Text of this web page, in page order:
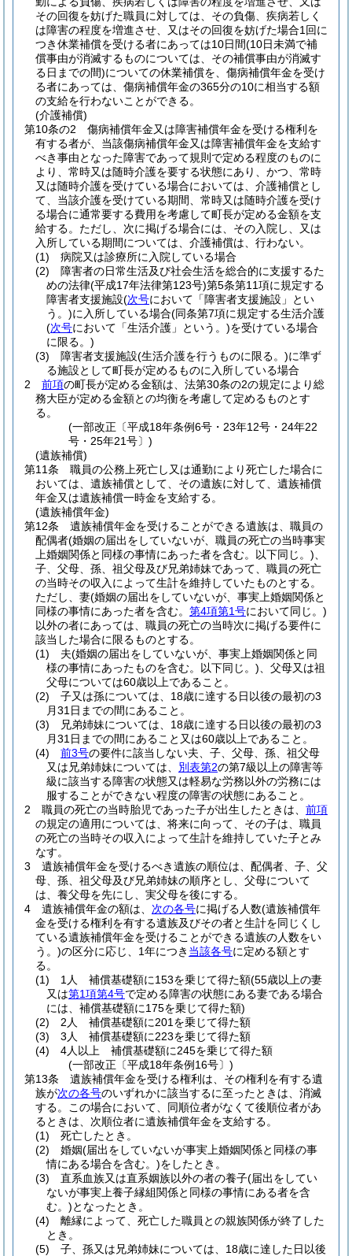
その回復を妨げた職員に対しては、その負傷、疾病若しく
は障害の程度を増進させ、又はその回復を妨げた場合1回に
つき休業補償を受ける者にあっては10日間(10日未満で補
償事由が消滅するものについては、その補償事由が消滅す
る日までの間)についての休業補償を、傷病補償年金を受け
る者にあっては、傷病補償年金の365分の10に相当する額
の支給を行わないことができる。
(介護補償)
第10条の2
傷病補償年金又は障害補償年金を受ける権利を
有する者が、当該傷病補償年金又は障害補償年金を支給す
べき事由となった障害であって規則で定める程度のものに
より、常時又は随時介護を要する状態にあり、かつ、常時
又は随時介護を受けている場合においては、介護補償とし
て、当該介護を受けている期間、常時又は随時介護を受け
る場合に通常要する費用を考慮して町長が定める金額を支
給する。 ただし、次に掲げる場合には、その入院し、又は
入所している期間については、介護補償は、行わない。
(1)
病院又は診療所に入院している場合
(2)
障害者の日常生活及び社会生活を総合的に支援するた
めの法律(平成17年法律第123号)第5条第11項に規定する
障害者支援施設(次号において「障害者支援施設」とい
う。)に入所している場合(同条第7項に規定する生活介護
(次号において「生活介護」という。)を受けている場合
に限る。)
(3)
障害者支援施設(生活介護を行うものに限る。)に準ず
る施設として町長が定めるものに入所している場合
2
前項の町長が定める金額は、法第30条の2の規定により総
務大臣が定める金額との均衡を考慮して定めるものとす
る。
(一部改正〔平成18年条例6号・23年12号・24年22
号・25年21号〕)
(遺族補償)
第11条
職員の公務上死亡し又は通勤により死亡した場合に
おいては、遺族補償として、その遺族に対して、遺族補償
年金又は遺族補償一時金を支給する。
(遺族補償年金)
第12条
遺族補償年金を受けることができる遺族は、職員の
配偶者(婚姻の届出をしていないが、職員の死亡の当時事実
上婚姻関係と同様の事情にあった者を含む。以下同じ。)
子、父母、孫、祖父母及び兄弟姉妹であって、職員の死亡
の当時その収入によって生計を維持していたものとする。
ただし、妻(婚姻の届出をしていないが、事実上婚姻関係と
同様の事情にあった者を含む。 第4項第1号において同じ。)
以外の者にあっては、職員の死亡の当時次に掲げる要件に
該当した場合に限るものとする。
(1)
夫(婚姻の届出をしていないが、事実上婚姻関係と同
様の事情にあったものを含む。以下同じ。) 、父母又は祖
父母については60歳以上であること。
(2)
子又は孫については、18歳に達する日以後の最初の3
月31日までの間にあること。
(3)
兄弟姉妹については、18歳に達する日以後の最初の3
月31日までの間にあること又は60歳以上であること。
(4)
前3号の要件に該当しない夫、子、父母、孫、祖父母
又は兄弟姉妹については、 別表第2の第7級以上の障害等
級に該当する障害の状態又は軽易な労務以外の労務には
服することができない程度の障害の状態にあること。
2
職員の死亡の当時胎児であった子が出生したときは、 前項
の規定の適用については、将来に向って、その子は、職員
の死亡の当時その収入によって生計を維持していた子とみ
なす。
3
遺族補償年金を受けるべき遺族の順位は、配偶者、子、父
母、孫、祖父母及び兄弟姉妹の順序とし、父母について
は、養父母を先にし、実父母を後にする。
4
遺族補償年金の額は、 次の各号に掲げる人数(遺族補償年
金を受ける権利を有する遺族及びその者と生計を同じくし
ている遺族補償年金を受けることができる遺族の人数をい
う。)の区分に応じ、1年につき 当該各号に定める額とす
る。
(1)
1人 補償基礎額に153を乗じて得た額(55歳以上の妻
又は第1項第4号で定める障害の状態にある妻である場合
には、補償基礎額に175を乗じて得た額)
(2)
2人 補償基礎額に201を乗じて得た額
(3)
3人 補償基礎額に223を乗じて得た額
(4)
4人以上 補償基礎額に245を乗じて得た額
(一部改正〔平成18年条例16号〕)
第13条
遺族補償年金を受ける権利は、その権利を有する遺
族が次の各号のいずれかに該当するに至ったときは、消滅
する。
この場合において、同順位者がなくて後順位者があ
るときは、次順位者に遺族補償年金を支給する。
(1)
死亡したとき。
(2)
婚姻(届出をしていないが事実上婚姻関係と同様の事
情にある場合を含む。)をしたとき。
(3)
直系血族又は直系姻族以外の者の養子(届出をしてい
ないが事実上養子縁組関係と同様の事情にある者を含
む。)となったとき。
(4)
離縁によって、死亡した職員との親族関係が終了した
とき。
(5)
子、孫又は兄弟姉妹については、18歳に達した日以後